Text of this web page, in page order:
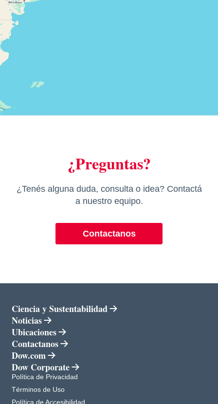
¿Preguntas?
¿Tenés alguna duda, consulta o idea? Contactá
a nuestro equipo.
Contactanos
Ciencia y Sustentabilidad
Noticias
Ubicaciones
Contactanos
Dow.com
Dow Corporate
Política de Privacidad
se abre en una pestaña nueva
Términos de Uso
se abre en una pestaña nueva
Política de Accesibilidad
se abre en una pestaña nueva